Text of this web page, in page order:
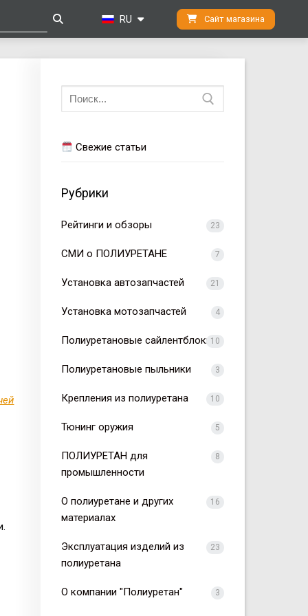
RU Сайт магазина
Искать:
Свежие статьи
Рубрики
Рейтинги и обзоры 23
СМИ о ПОЛИУРЕТАНЕ 7
Установка автозапчастей 21
Установка мотозапчастей 4
Полиуретановые сайлентблоки10
Полиуретановые пыльники 3
Крепления из полиуретана 10
Тюнинг оружия 5
ПОЛИУРЕТАН для
промышленности
8
О полиуретане и других
материалах
16
Эксплуатация изделий из
полиуретана
23
О компании "Полиуретан" 3